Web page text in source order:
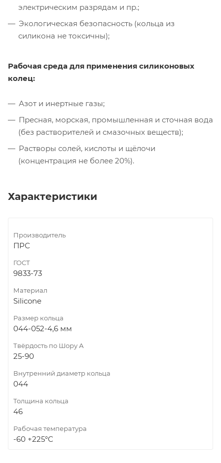
электрическим разрядам и пр.;
Экологическая безопасность (кольца из
силикона не токсичны);
Рабочая среда для применения силиконовых
колец:
Азот и инертные газы;
Пресная, морская, промышленная и сточная вода
(без растворителей и смазочных веществ);
Растворы солей, кислоты и щёлочи
(концентрация не более 20%).
Характеристики
Производитель
ПРС
ГОСТ
9833-73
Материал
Silicone
Размер кольца
044-052-4,6 мм
Твёрдость по Шору А
25-90
Внутренний диаметр кольца
044
Толщина кольца
46
Рабочая температура
-60 +225°С